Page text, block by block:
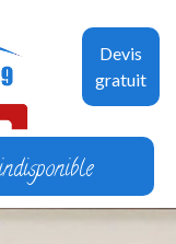
Devis
gratuit
indisponible